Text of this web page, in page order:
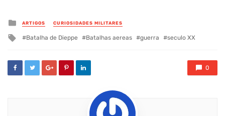
Posted
in
ARTIGOS CURIOSIDADES MILITARES
Tagged
Batalha de Dieppe Batalhas aereas guerra seculo XX
0